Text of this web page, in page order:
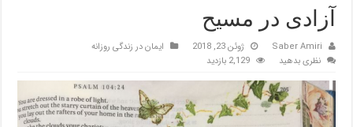
آزادی در مسیح
Saber Amiri ژوئن 23, 2018
ایمان در زندگی روزانه
نظری بدهید
2,129 بازدید